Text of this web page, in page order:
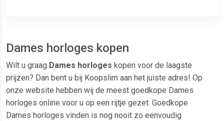
Dames horloges kopen
Wilt u graag Dames horloges kopen voor de laagste
prijzen? Dan bent u bij Koopslim aan het juiste adres! Op
onze website hebben wij de meest goedkope Dames
horloges online voor u op een rijtje gezet. Goedkope
Dames horloges vinden is nog nooit zo eenvoudig